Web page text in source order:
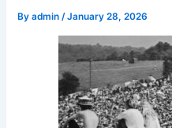
Byadmin/January 28, 2026